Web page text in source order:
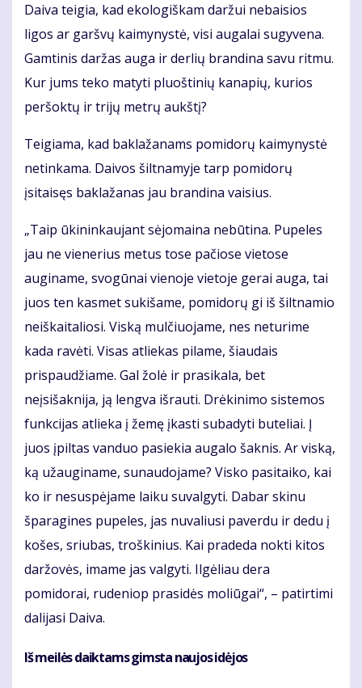
Daiva teigia, kad ekologiškam daržui nebaisios
ligos ar garšvų kaimynystė, visi augalai sugyvena.
Gamtinis daržas auga ir derlių brandina savu ritmu.
Kur jums teko matyti pluoštinių kanapių, kurios
peršoktų ir trijų metrų aukštį?
Teigiama, kad baklažanams pomidorų kaimynystė
netinkama. Daivos šiltnamyje tarp pomidorų
įsitaisęs baklažanas jau brandina vaisius.
„Taip ūkininkaujant sėjomaina nebūtina. Pupeles
jau ne vienerius metus tose pačiose vietose
auginame, svogūnai vienoje vietoje gerai auga, tai
juos ten kasmet sukišame, pomidorų gi iš šiltnamio
neiškaitaliosi. Viską mulčiuojame, nes neturime
kada ravėti. Visas atliekas pilame, šiaudais
prispaudžiame. Gal žolė ir prasikala, bet
neįsišaknija, ją lengva išrauti. Drėkinimo sistemos
funkcijas atlieka į žemę įkasti subadyti buteliai. Į
juos įpiltas vanduo pasiekia augalo šaknis. Ar viską,
ką užauginame, sunaudojame? Visko pasitaiko, kai
ko ir nesuspėjame laiku suvalgyti. Dabar skinu
šparagines pupeles, jas nuvaliusi paverdu ir dedu į
košes, sriubas, troškinius. Kai pradeda nokti kitos
daržovės, imame jas valgyti. Ilgėliau dera
pomidorai, rudeniop prasidės moliūgai“, – patirtimi
dalijasi Daiva.
Iš meilės daiktams gimsta naujos idėjos